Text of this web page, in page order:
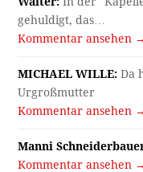
gehuldigt, das…
Kommentar ansehen →
MICHAEL WILLE: Da
Urgroßmutter
Kommentar ansehen →
Manni
Kommentar ansehen →